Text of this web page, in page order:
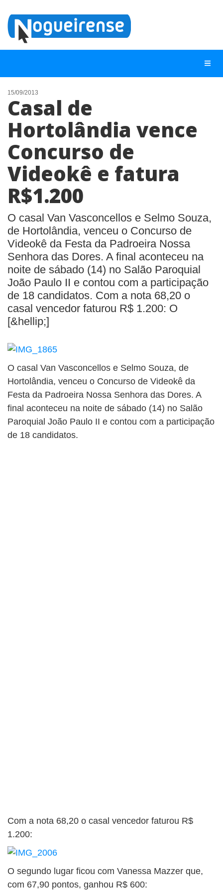
NOTÍCIAS
LISTA DIGITAL
TELEFONES ÚTEIS
QUEM SOMOS
CONTATO
ANUNCIE
BUSCAR
15/09/2013
Casal de
Hortolândia vence
Concurso de
Videokê e fatura
R$1.200
O casal Van Vasconcellos e Selmo Souza,
de Hortolândia, venceu o Concurso de
Videokê da Festa da Padroeira Nossa
Senhora das Dores. A final aconteceu na
noite de sábado (14) no Salão Paroquial
João Paulo II e contou com a participação
de 18 candidatos. Com a nota 68,20 o
casal vencedor faturou R$ 1.200: O
[&hellip;]
O casal Van Vasconcellos e Selmo Souza, de
Hortolândia, venceu o Concurso de Videokê da
Festa da Padroeira Nossa Senhora das Dores. A
final aconteceu na noite de sábado (14) no Salão
Paroquial João Paulo II e contou com a participação
de 18 candidatos.
Com a nota 68,20 o casal vencedor faturou R$
1.200:
O segundo lugar ficou com Vanessa Mazzer que,
com 67,90 pontos, ganhou R$ 600: